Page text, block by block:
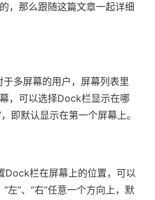
，那么跟随这篇文章一起详细
于多屏幕的用户，屏幕列表里
，可以选择Dock栏显示在哪
即默认显示在第一个屏幕上。
Dock栏在屏幕上的位置，可以
“左”、“右”任意一个方向上，默